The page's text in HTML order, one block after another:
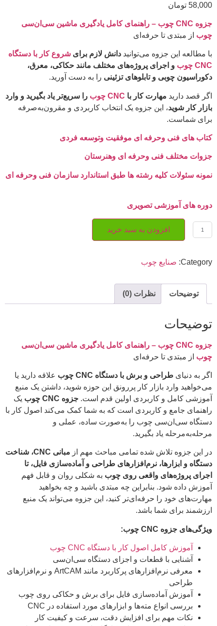
58,000 تومان
جزوه CNC چوب – راهنمای کامل یادگیری ماشین سی‌ان‌سی
چوب از مبتدی تا حرفه‌ای
با مطالعه این جزوه می‌توانید دانش لازم برای شروع کار با دستگاه
CNC چوب
و اجرای پروژه‌های مختلف مانند حکاکی، معرق،
دکوراسیون چوبی و تابلوهای تزئینی را به دست آورید.
اگر قصد دارید مهارت کار با CNC چوب
را سریع‌تر یاد بگیرید و وارد
بازار کار شوید، این جزوه یک انتخاب کاربردی و مقرون‌به‌صرفه
برای شماست.
کتاب های فنی وحرفه ای موفقیت وتوسعه فردی
جزوات مختلف فنی وحرفه ای وهنرستان
نمونه سئولات کلیه رشته ها طبق استاندارد سازمان فنی وحرفه ای
دوره های آموزشی تصویری
افزودن به سبد خرید
Category: صنایع چوب
توضیحات نظرات (0)
توضیحات
جزوه CNC چوب – راهنمای کامل یادگیری ماشین سی‌ان‌سی
چوب از مبتدی تا حرفه‌ای
اگر به دنیای طراحی و برش با دستگاه CNC چوب
علاقه دارید یا
می‌خواهید وارد بازار کار پررونق این حوزه شوید، داشتن یک منبع
آموزشی کامل و کاربردی اولین قدم است. جزوه CNC چوب
یک
راهنمای جامع و کاربردی است که به شما کمک می‌کند اصول کار با
دستگاه سی‌ان‌سی چوب را به‌صورت ساده، عملی و
مرحله‌به‌مرحله یاد بگیرید.
در این جزوه تلاش شده تمامی مباحث مهم از
مبانی CNC، شناخت
دستگاه و ابزارها، نرم‌افزارهای طراحی و آماده‌سازی فایل، تا
اجرای پروژه‌های واقعی روی چوب به شکلی روان و قابل فهم
آموزش داده شود. بنابراین چه مبتدی باشید و چه بخواهید
مهارت‌های خود را حرفه‌ای‌تر کنید، این جزوه می‌تواند یک منبع
ارزشمند برای شما باشد.
ویژگی‌های جزوه CNC چوب:
آموزش کامل اصول کار با دستگاه CNC چوب
آشنایی با قطعات و اجزای دستگاه سی‌ان‌سی
معرفی نرم‌افزارهای پرکاربرد مانند ArtCAM و نرم‌افزارهای
طراحی
آموزش آماده‌سازی فایل برای برش و حکاکی روی چوب
بررسی انواع مته‌ها و ابزارهای مورد استفاده در CNC
نکات مهم برای افزایش دقت، سرعت و کیفیت کار